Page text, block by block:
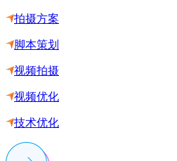
拍摄方案
脚本策划
视频拍摄
视频优化
技术优化